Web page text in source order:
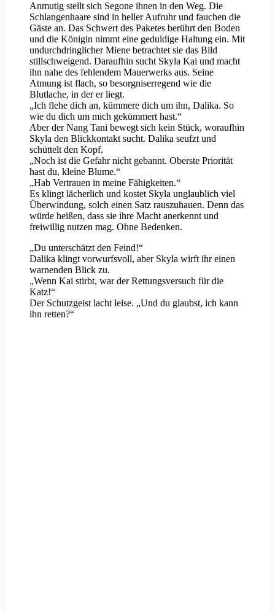
Anmutig stellt sich Segone ihnen in den Weg. Die
Schlangenhaare sind in heller Aufruhr und fauchen die
Gäste an. Das Schwert des Paketes berührt den Boden
und die Königin nimmt eine geduldige Haltung ein. Mit
undurchdringlicher Miene betrachtet sie das Bild
stillschweigend. Daraufhin sucht Skyla Kai und macht
ihn nahe des fehlendem Mauerwerks aus. Seine
Atmung ist flach, so besorgniserregend wie die
Blutlache, in der er liegt.
„Ich flehe dich an, kümmere dich um ihn, Dalika. So
wie du dich um mich gekümmert hast.“
Aber der Nang Tani bewegt sich kein Stück, woraufhin
Skyla den Blickkontakt sucht. Dalika seufzt und
schüttelt den Kopf.
„Noch ist die Gefahr nicht gebannt. Oberste Priorität
hast du, kleine Blume.“
„Hab Vertrauen in meine Fähigkeiten.“
Es klingt lächerlich und kostet Skyla unglaublich viel
Überwindung, solch einen Satz rauszuhauen. Denn das
würde heißen, dass sie ihre Macht anerkennt und
freiwillig nutzen mag. Ohne Bedenken.
„Du unterschätzt den Feind!“
Dalika klingt vorwurfsvoll, aber Skyla wirft ihr einen
warnenden Blick zu.
„Wenn Kai stirbt, war der Rettungsversuch für die
Katz!“
Der Schutzgeist lacht leise. „Und du glaubst, ich kann
ihn retten?“